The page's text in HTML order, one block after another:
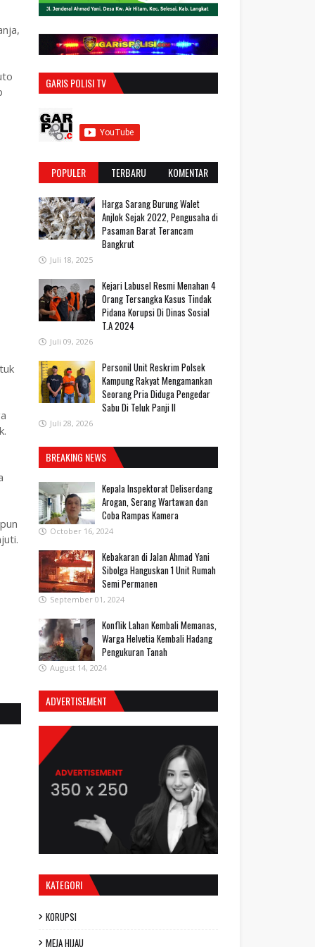
GARIS POLISI TV
POPULER TERBARU KOMENTAR
Harga Sarang Burung Walet
Anjlok Sejak 2022, Pengusaha di
Pasaman Barat Terancam
Bangkrut
Juli 18, 2025
‎Kejari Labusel Resmi Menahan 4
Orang Tersangka Kasus Tindak
Pidana Korupsi Di Dinas Sosial
T.A 2024
Juli 09, 2026
Personil Unit Reskrim Polsek
Kampung Rakyat Mengamankan
Seorang Pria Diduga Pengedar
Sabu Di Teluk Panji II
Juli 28, 2026
BREAKING NEWS
Kepala Inspektorat Deliserdang
Arogan, Serang Wartawan dan
Coba Rampas Kamera
October 16, 2024
Kebakaran di Jalan Ahmad Yani
Sibolga Hanguskan 1 Unit Rumah
Semi Permanen
September 01, 2024
Konflik Lahan Kembali Memanas,
Warga Helvetia Kembali Hadang
Pengukuran Tanah
August 14, 2024
ADVERTISEMENT
KATEGORI
KORUPSI
MEJA HIJAU